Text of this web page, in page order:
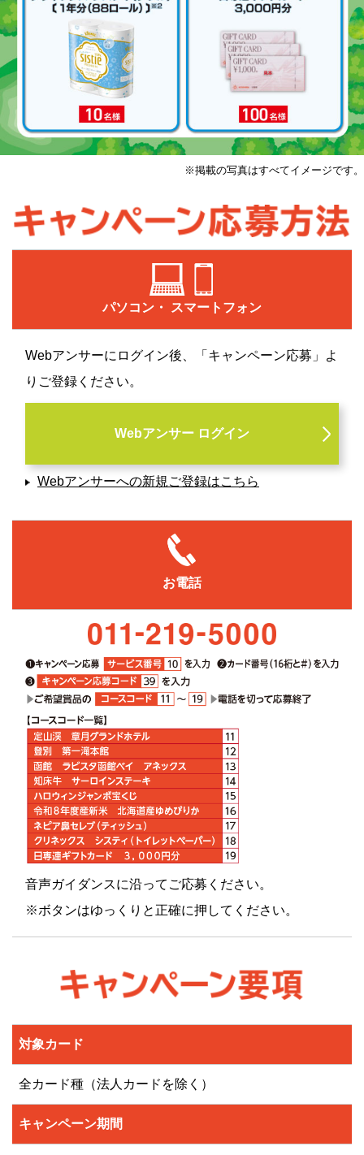
※掲載の写真はすべてイメージです。
パソコン・ スマートフォン
Webアンサーにログイン後、「キャンペーン応募」よ
りご登録ください。
Webアンサー ログイン
Webアンサーへの新規ご登録はこちら
お電話
音声ガイダンスに沿ってご応募ください。
※ボタンはゆっくりと正確に押してください。
対象カード
全カード種（法人カードを除く）
キャンペーン期間